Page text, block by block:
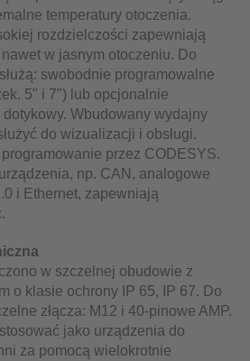
temperatury otoczenia.
rozdzielczości zapewniają
w jasnym otoczeniu. Do
swobodnie programowalne
5" i 7") lub opcjonalnie
Wbudowany wydajny
do wizualizacji i obsługi.
przez CODESYS.
urządzenia, np. CAN, analogowe
i Ethernet, zapewniają
w szczelnej obudowie z
o klasie ochrony IP 65, IP 67. Do
złącza: M12 i 40-pinowe AMP.
jako urządzenia do
za pomocą wielokrotnie